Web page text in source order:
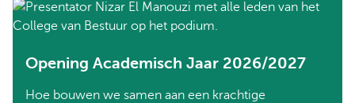
Opening Academisch Jaar 2026/2027
Hoe bouwen we samen aan een krachtige